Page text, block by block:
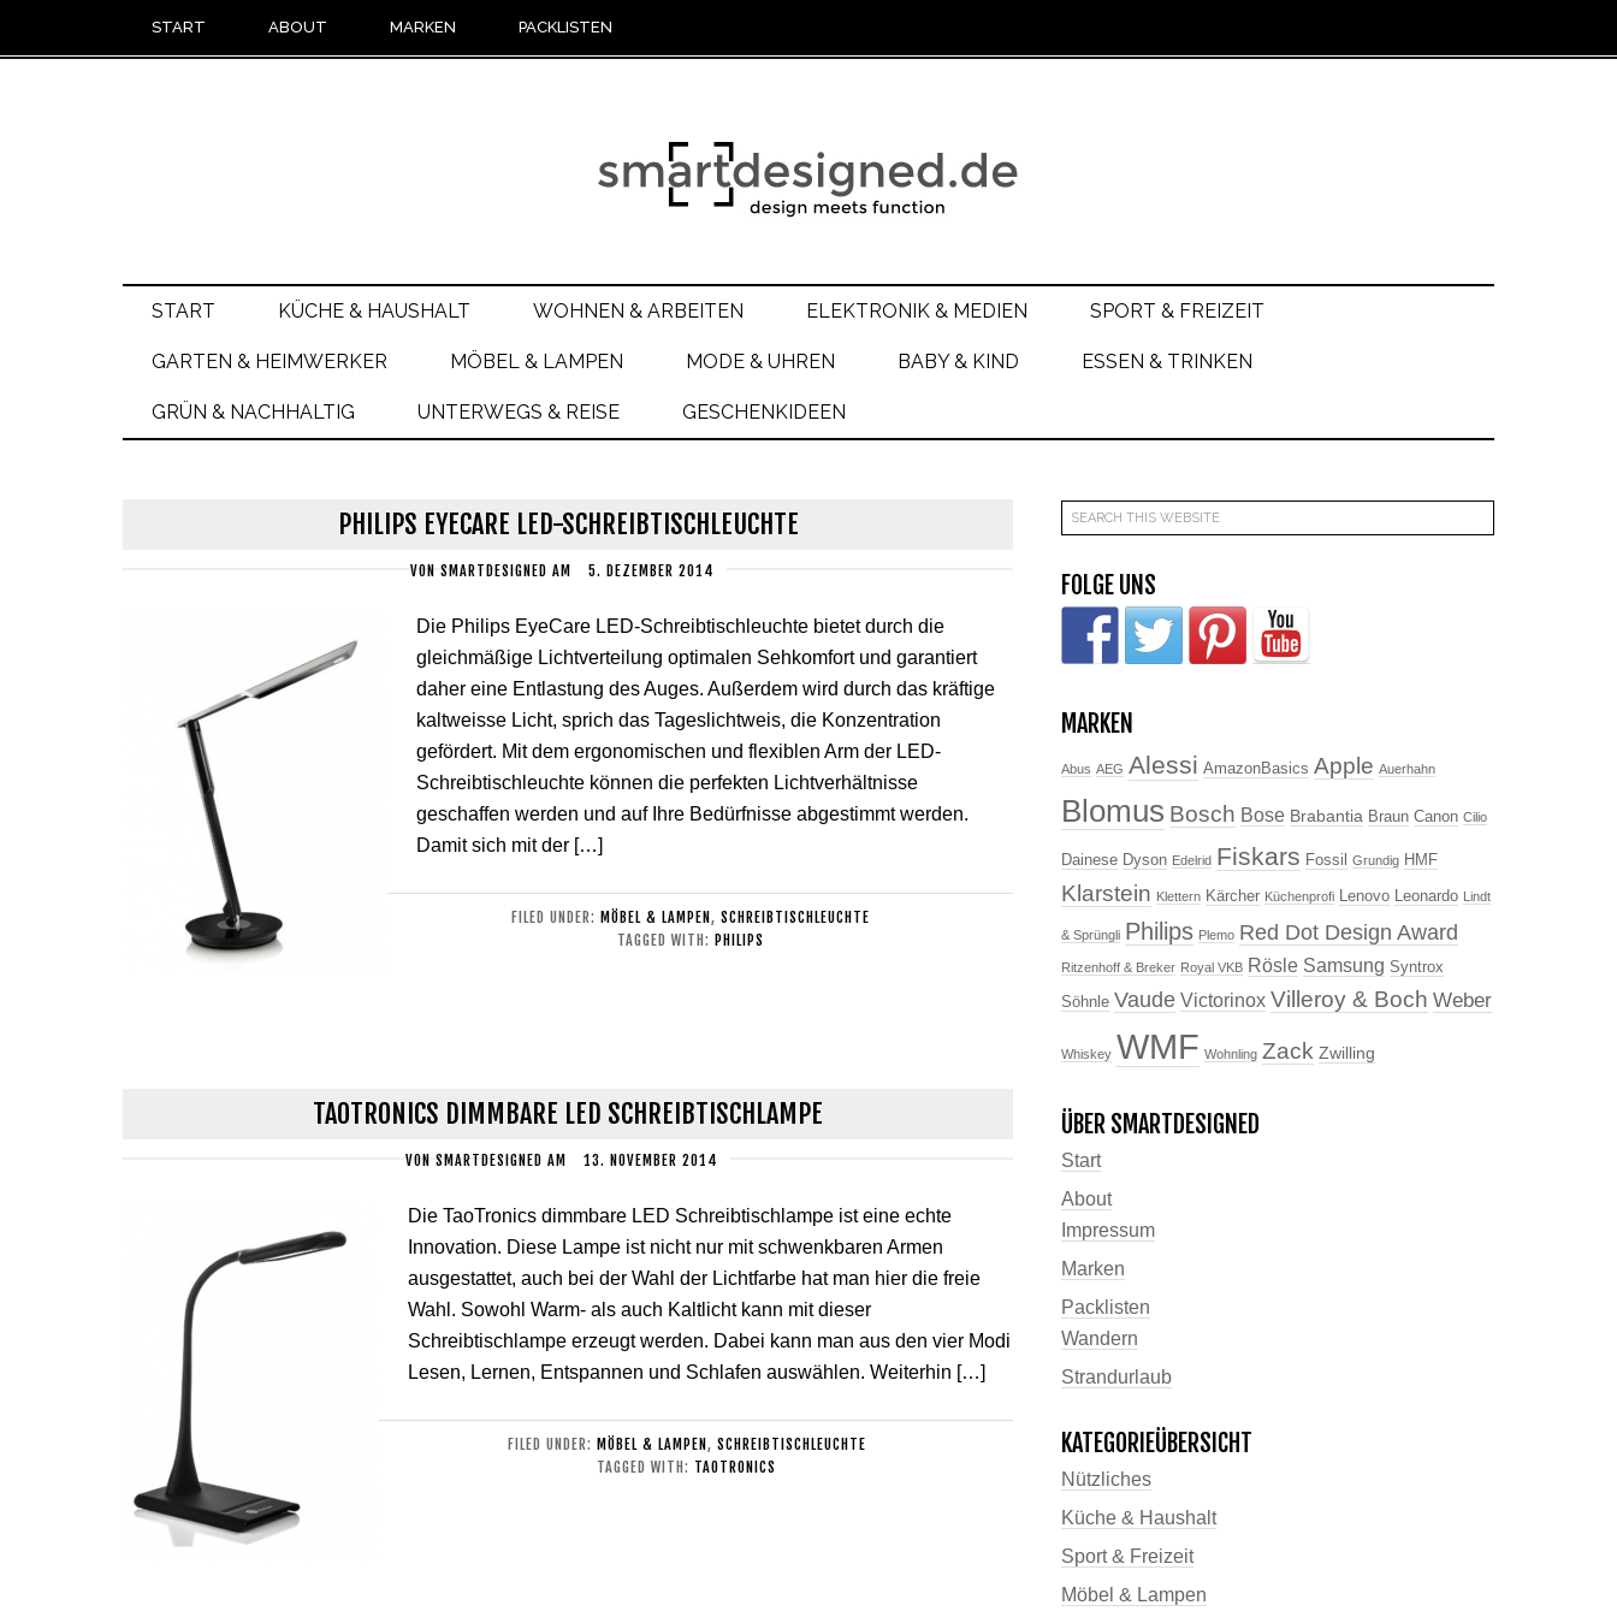
START ABOUT MARKEN PACKLISTEN
START KÜCHE & HAUSHALT WOHNEN & ARBEITEN ELEKTRONIK & MEDIEN SPORT & FREIZEIT
GARTEN & HEIMWERKER MÖBEL & LAMPEN MODE & UHREN BABY & KIND ESSEN & TRINKEN
GRÜN & NACHHALTIG UNTERWEGS & REISE GESCHENKIDEEN
PHILIPS EYECARE LED-SCHREIBTISCHLEUCHTE
VON SMARTDESIGNED AM 5. DEZEMBER 2014
Die Philips EyeCare LED-Schreibtischleuchte bietet durch die
gleichmäßige Lichtverteilung optimalen Sehkomfort und garantiert
daher eine Entlastung des Auges. Außerdem wird durch das kräftige
kaltweisse Licht, sprich das Tageslichtweis, die Konzentration
gefördert. Mit dem ergonomischen und flexiblen Arm der LED-
Schreibtischleuchte können die perfekten Lichtverhältnisse
geschaffen werden und auf Ihre Bedürfnisse abgestimmt werden.
Damit sich mit der […]
FILED UNDER: MÖBEL & LAMPEN , SCHREIBTISCHLEUCHTE
TAGGED WITH: PHILIPS
TAOTRONICS DIMMBARE LED SCHREIBTISCHLAMPE
VON SMARTDESIGNED AM 13. NOVEMBER 2014
Die TaoTronics dimmbare LED Schreibtischlampe ist eine echte
Innovation. Diese Lampe ist nicht nur mit schwenkbaren Armen
ausgestattet, auch bei der Wahl der Lichtfarbe hat man hier die freie
Wahl. Sowohl Warm- als auch Kaltlicht kann mit dieser
Schreibtischlampe erzeugt werden. Dabei kann man aus den vier Modi
Lesen, Lernen, Entspannen und Schlafen auswählen. Weiterhin […]
FILED UNDER: MÖBEL & LAMPEN , SCHREIBTISCHLEUCHTE
TAGGED WITH: TAOTRONICS
FOLGE UNS
MARKEN
Abus AEG Alessi AmazonBasics Apple Auerhahn
Blomus Bosch Bose Brabantia Braun Canon Cilio
Dainese Dyson Edelrid Fiskars Fossil Grundig HMF
Klarstein Klettern Kärcher Küchenprofi Lenovo Leonardo Lindt
& Sprüngli Philips Plemo Red Dot Design Award
Ritzenhoff & Breker Royal VKB Rösle Samsung Syntrox
Söhnle Vaude Victorinox Villeroy & Boch Weber
Whiskey WMF Wohnling Zack Zwilling
ÜBER SMARTDESIGNED
Start
About
Impressum
Marken
Packlisten
Wandern
Strandurlaub
KATEGORIEÜBERSICHT
Nützliches
Küche & Haushalt
Sport & Freizeit
Möbel & Lampen